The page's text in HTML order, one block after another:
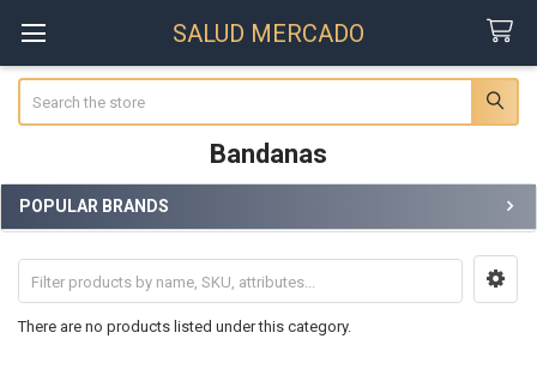
SALUD MERCADO
Bandanas
Sidebar
POPULAR BRANDS
There are no products listed under this category.